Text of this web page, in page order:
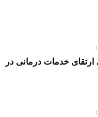
خدمات درمانی در